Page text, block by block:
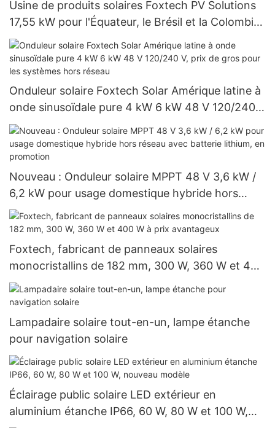
Usine de produits solaires Foxtech PV Solutions
17,55 kW pour l'Équateur, le Brésil et la Colombie :
système hors réseau 120 V
Onduleur solaire Foxtech Solar Amérique latine à
onde sinusoïdale pure 4 kW 6 kW 48 V 120/240
V, prix de gros pour les systèmes hors réseau
Nouveau : Onduleur solaire MPPT 48 V 3,6 kW /
6,2 kW pour usage domestique hybride hors
réseau avec batterie lithium, en promotion
Foxtech, fabricant de panneaux solaires
monocristallins de 182 mm, 300 W, 360 W et 400
W à prix avantageux
Lampadaire solaire tout-en-un, lampe étanche
pour navigation solaire
Éclairage public solaire LED extérieur en
aluminium étanche IP66, 60 W, 80 W et 100 W,